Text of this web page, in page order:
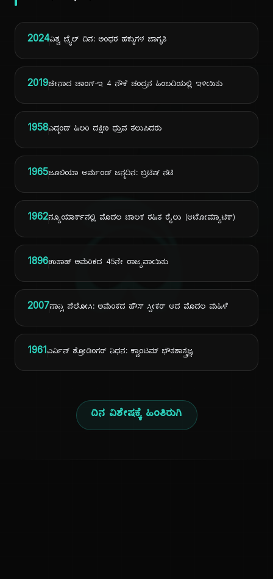
ದಿ
2024ವಿಶ್ವ ಬ್ರೈಲ್ ದಿನ: ಅಂಧರ ಹಕ್ಕುಗಳ ಜಾಗೃತಿ
2019ಚೀನಾದ ಚಾಂಗ್-ಇ 4 ನೌಕೆ ಚಂದ್ರನ ಹಿಂಬದಿಯಲ್ಲಿ ಇಳಿಯಿತು
1958ಎಡ್ಮಂಡ್ ಹಿಲರಿ ದಕ್ಷಿಣ ಧ್ರುವ ತಲುಪಿದರು
1965ಜೂಲಿಯಾ ಆರ್ಮಂಡ್ ಜನ್ಮದಿನ: ಬ್ರಿಟಿಷ್ ನಟಿ
1962ನ್ಯೂಯಾರ್ಕ್‌ನಲ್ಲಿ ಮೊದಲ ಚಾಲಕ ರಹಿತ ರೈಲು (ಆಟೋಮ್ಯಾಟಿಕ್)
1896ಉತಾಹ್ ಅಮೆರಿಕದ 45ನೇ ರಾಜ್ಯವಾಯಿತು
2007ನಾನ್ಸಿ ಪೆಲೋಸಿ: ಅಮೆರಿಕದ ಹೌಸ್ ಸ್ಪೀಕರ್ ಆದ ಮೊದಲ ಮಹಿಳೆ
1961ಎರ್ವಿನ್ ಶ್ರೋಡಿಂಗರ್ ನಿಧನ: ಕ್ವಾಂಟಮ್ ಭೌತಶಾಸ್ತ್ರಜ್ಞ
ದಿನ ವಿಶೇಷಕ್ಕೆ ಹಿಂತಿರುಗಿ